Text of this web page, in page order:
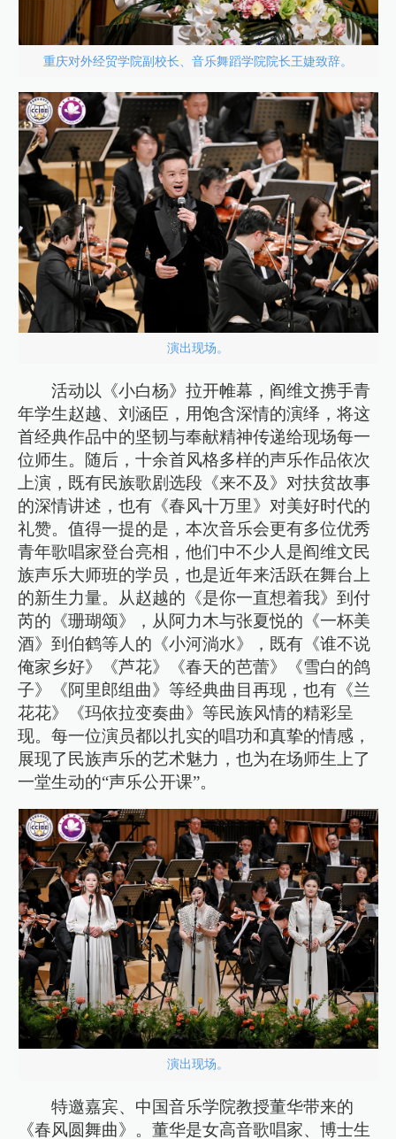
重庆对外经贸学院副校长、音乐舞蹈学院院长王婕致辞。
演出现场。
活动以《小白杨》拉开帷幕，阎维文携手青
年学生赵越、刘涵臣，用饱含深情的演绎，将这
首经典作品中的坚韧与奉献精神传递给现场每一
位师生。随后，十余首风格多样的声乐作品依次
上演，既有民族歌剧选段《来不及》对扶贫故事
的深情讲述，也有《春风十万里》对美好时代的
礼赞。值得一提的是，本次音乐会更有多位优秀
青年歌唱家登台亮相，他们中不少人是阎维文民
族声乐大师班的学员，也是近年来活跃在舞台上
的新生力量。从赵越的《是你一直想着我》到付
芮的《珊瑚颂》，从阿力木与张夏悦的《一杯美
酒》到伯鹤等人的《小河淌水》，既有《谁不说
俺家乡好》《芦花》《春天的芭蕾》《雪白的鸽
子》《阿里郎组曲》等经典曲目再现，也有《兰
花花》《玛依拉变奏曲》等民族风情的精彩呈
现。每一位演员都以扎实的唱功和真挚的情感，
展现了民族声乐的艺术魅力，也为在场师生上了
一堂生动的“声乐公开课”。
演出现场。
特邀嘉宾、中国音乐学院教授董华带来的
《春风圆舞曲》。董华是女高音歌唱家、博士生